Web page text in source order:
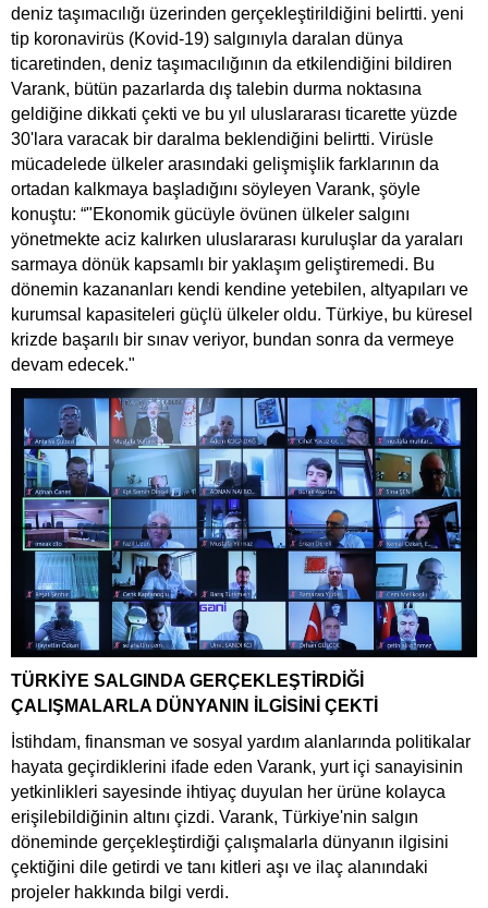
deniz taşımacılığı üzerinden gerçekleştirildiğini belirtti. yeni
tip koronavirüs (Kovid-19) salgınıyla daralan dünya
ticaretinden, deniz taşımacılığının da etkilendiğini bildiren
Varank, bütün pazarlarda dış talebin durma noktasına
geldiğine dikkati çekti ve bu yıl uluslararası ticarette yüzde
30'lara varacak bir daralma beklendiğini belirtti. Virüsle
mücadelede ülkeler arasındaki gelişmişlik farklarının da
ortadan kalkmaya başladığını söyleyen Varank, şöyle
konuştu: “"Ekonomik gücüyle övünen ülkeler salgını
yönetmekte aciz kalırken uluslararası kuruluşlar da yaraları
sarmaya dönük kapsamlı bir yaklaşım geliştiremedi. Bu
dönemin kazananları kendi kendine yetebilen, altyapıları ve
kurumsal kapasiteleri güçlü ülkeler oldu. Türkiye, bu küresel
krizde başarılı bir sınav veriyor, bundan sonra da vermeye
devam edecek."
TÜRKİYE SALGINDA GERÇEKLEŞTİRDİĞİ
ÇALIŞMALARLA DÜNYANIN İLGİSİNİ ÇEKTİ
İstihdam, finansman ve sosyal yardım alanlarında politikalar
hayata geçirdiklerini ifade eden Varank, yurt içi sanayisinin
yetkinlikleri sayesinde ihtiyaç duyulan her ürüne kolayca
erişilebildiğinin altını çizdi. Varank, Türkiye'nin salgın
döneminde gerçekleştirdiği çalışmalarla dünyanın ilgisini
çektiğini dile getirdi ve tanı kitleri aşı ve ilaç alanındaki
projeler hakkında bilgi verdi.